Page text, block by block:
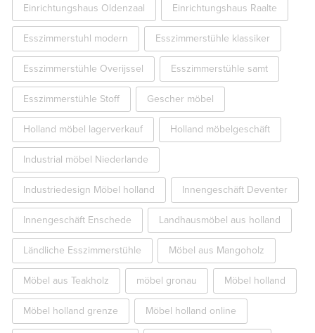
Einrichtungshaus Oldenzaal Einrichtungshaus Raalte
Esszimmerstuhl modern Esszimmerstühle klassiker
Esszimmerstühle Overijssel Esszimmerstühle samt
Esszimmerstühle Stoff Gescher möbel
Holland möbel lagerverkauf Holland möbelgeschäft
Industrial möbel Niederlande
Industriedesign Möbel holland Innengeschäft Deventer
Innengeschäft Enschede Landhausmöbel aus holland
Ländliche Esszimmerstühle Möbel aus Mangoholz
Möbel aus Teakholz möbel gronau Möbel holland
Möbel holland grenze Möbel holland online